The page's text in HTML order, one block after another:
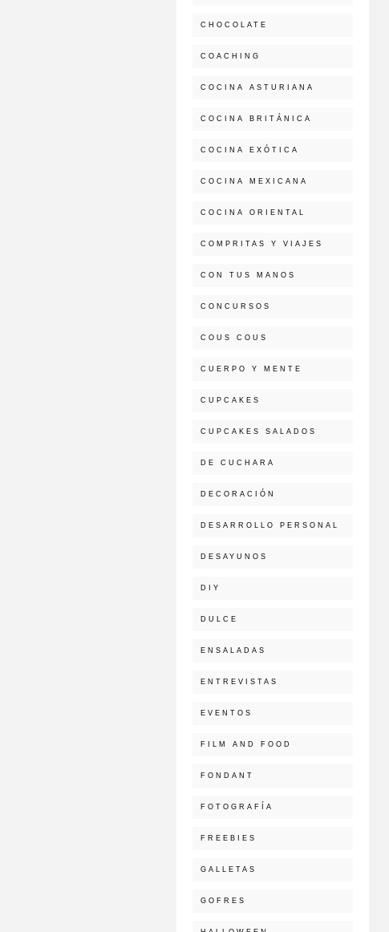
CHOCOLATE
COACHING
COCINA ASTURIANA
COCINA BRITÁNICA
COCINA EXÓTICA
COCINA MEXICANA
COCINA ORIENTAL
COMPRITAS Y VIAJES
CON TUS MANOS
CONCURSOS
COUS COUS
CUERPO Y MENTE
CUPCAKES
CUPCAKES SALADOS
DE CUCHARA
DECORACIÓN
DESARROLLO PERSONAL
DESAYUNOS
DIY
DULCE
ENSALADAS
ENTREVISTAS
EVENTOS
FILM AND FOOD
FONDANT
FOTOGRAFÍA
FREEBIES
GALLETAS
GOFRES